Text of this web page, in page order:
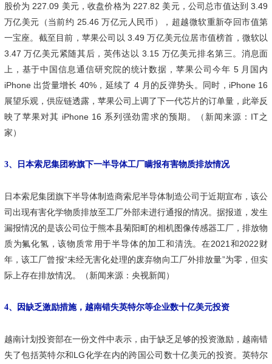
股价为 227.09 美元，收盘价格为 227.82 美元，公司总市值达到 3.49
万亿美元（当前约 25.46 万亿元人民币），超越微软重新夺回市值第
一宝座。截至目前，苹果公司以 3.49 万亿美元位居市值榜首，微软以
3.47 万亿美元紧随其后，英伟达以 3.15 万亿美元排名第三。消息面
上，基于中国信息通信研究院的统计数据，苹果公司今年 5 月国内
iPhone 出货量增长 40%，延续了 4 月的反弹势头。同时，iPhone 16
展望乐观，供应链透露，苹果公司上调了下一代芯片的订单量，此举反
映了苹果对其 iPhone 16 系列强劲需求的预期。（新闻来源：IT之
家）
3、日本索尼集团称旗下一半导体工厂瞒报有害物质排放情况
日本索尼集团旗下半导体制造商索尼半导体制造公司于近期宣布，该公
司出现有害化学物质排放至工厂外部未进行通报的情况。据报道，发生
漏报情况的是该公司位于熊本县菊阳町的相机图像传感器工厂，排放物
质为氟化氢，该物质常用于半导体的加工和清洗。在2021和2022财
年，该工厂曾报“未经无害化处理的废弃物向工厂外排放量”为零，但实
际上存在排放情况。（新闻来源：央视新闻）
4、因缺乏激励措施，越南错失英特尔等企业数十亿美元投资
越南计划投资部在一份文件中表示，由于缺乏足够的投资激励，越南错
失了包括英特尔和LG化学在内的跨国公司数十亿美元的投资。英特尔